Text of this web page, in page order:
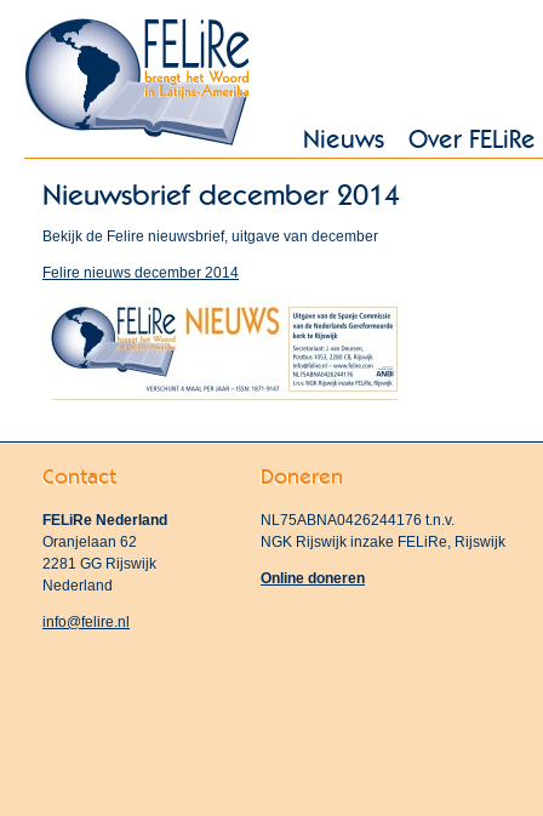
Nieuws Over FELiRe
Nieuwsbrief december 2014
Bekijk de Felire nieuwsbrief, uitgave van december
Felire nieuws december 2014
Contact
FELiRe Nederland
Oranjelaan 62
2281 GG Rijswijk
Nederland
info@felire.nl
Doneren
NL75ABNA0426244176 t.n.v.
NGK Rijswijk inzake FELiRe, Rijswijk
Online doneren